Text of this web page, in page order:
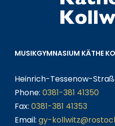
MUSIKGYMNASIUM KÄTHE
Heinrich-Tessenow-
Phone: 0381-381 41350
Fax: 0381-381 41353
Email: gy-